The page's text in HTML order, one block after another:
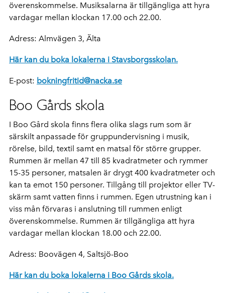
överenskommelse. Musiksalarna är tillgängliga att hyra
vardagar mellan klockan 17.00 och 22.00.
Adress: Almvägen 3, Älta
Här kan du boka lokalerna i Stavsborgsskolan.
E-post: bokningfritid@nacka.se
Boo Gårds skola
I Boo Gård skola finns flera olika slags rum som är
särskilt anpassade för gruppundervisning i musik,
rörelse, bild, textil samt en matsal för större grupper.
Rummen är mellan 47 till 85 kvadratmeter och rymmer
15-35 personer, matsalen är drygt 400 kvadratmeter och
kan ta emot 150 personer. Tillgång till projektor eller TV-
skärm samt vatten finns i rummen. Egen utrustning kan i
viss mån förvaras i anslutning till rummen enligt
överenskommelse. Rummen är tillgängliga att hyra
vardagar mellan klockan 18.00 och 22.00.
Adress: Boovägen 4, Saltsjö-Boo
Här kan du boka lokalerna i Boo Gårds skola.